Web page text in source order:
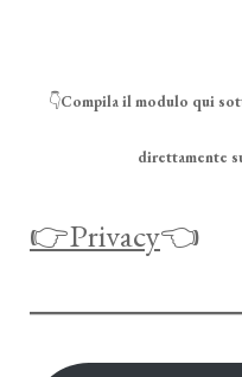
👇Compila il modulo qui
direttamente
👉Privacy👈